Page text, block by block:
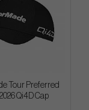
Tour Preferred
Qi4D Cap